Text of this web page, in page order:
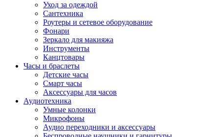
Уход за одеждой
Сантехника
Роутеры и сетевое оборудование
Фонари
Зеркало для макияжа
Инструменты
Канцтовары
Часы и браслеты
Детские часы
Смарт часы
Аксессуары для часов
Аудиотехника
Умные колонки
Микрофоны
Аудио переходники и аксессуары